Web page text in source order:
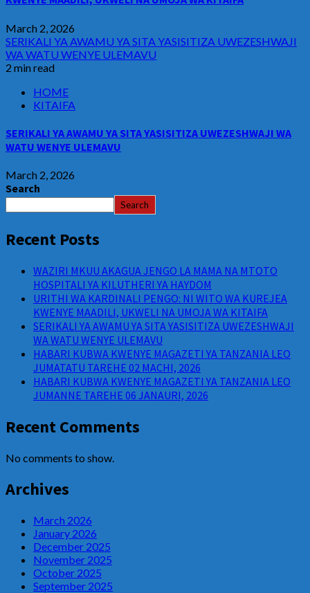
March 2, 2026
SERIKALI YA AWAMU YA SITA YASISITIZA UWEZESHWAJI
WA WATU WENYE ULEMAVU
2 min read
HOME
KITAIFA
SERIKALI YA AWAMU YA SITA YASISITIZA UWEZESHWAJI WA
WATU WENYE ULEMAVU
March 2, 2026
Search
Search
Recent Posts
WAZIRI MKUU AKAGUA JENGO LA MAMA NA MTOTO
HOSPITALI YA KILUTHERI YA HAYDOM
URITHI WA KARDINALI PENGO: NI WITO WA KUREJEA
KWENYE MAADILI, UKWELI NA UMOJA WA KITAIFA
SERIKALI YA AWAMU YA SITA YASISITIZA UWEZESHWAJI
WA WATU WENYE ULEMAVU
HABARI KUBWA KWENYE MAGAZETI YA TANZANIA LEO
JUMATATU TAREHE 02 MACHI, 2026
HABARI KUBWA KWENYE MAGAZETI YA TANZANIA LEO
JUMANNE TAREHE 06 JANAURI, 2026
Recent Comments
No comments to show.
Archives
March 2026
January 2026
December 2025
November 2025
October 2025
September 2025